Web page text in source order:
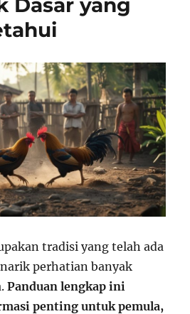
Dasar yang
tradisi yang telah ada
perhatian banyak
Panduan lengkap ini
penting untuk pemula,